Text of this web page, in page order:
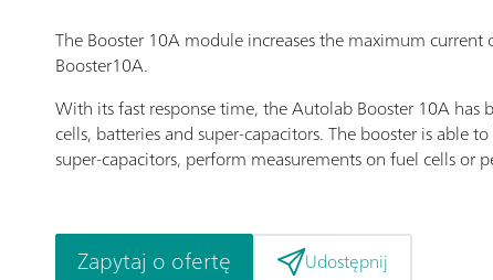
The Booster 10A module increases the maximum
Booster10A.
With its fast response time, the Autolab Booster 10A
cells, batteries and super-capacitors. The booster is able
super-capacitors, perform measurements on fuel cells or
Zapytaj o ofertę Udostępnij